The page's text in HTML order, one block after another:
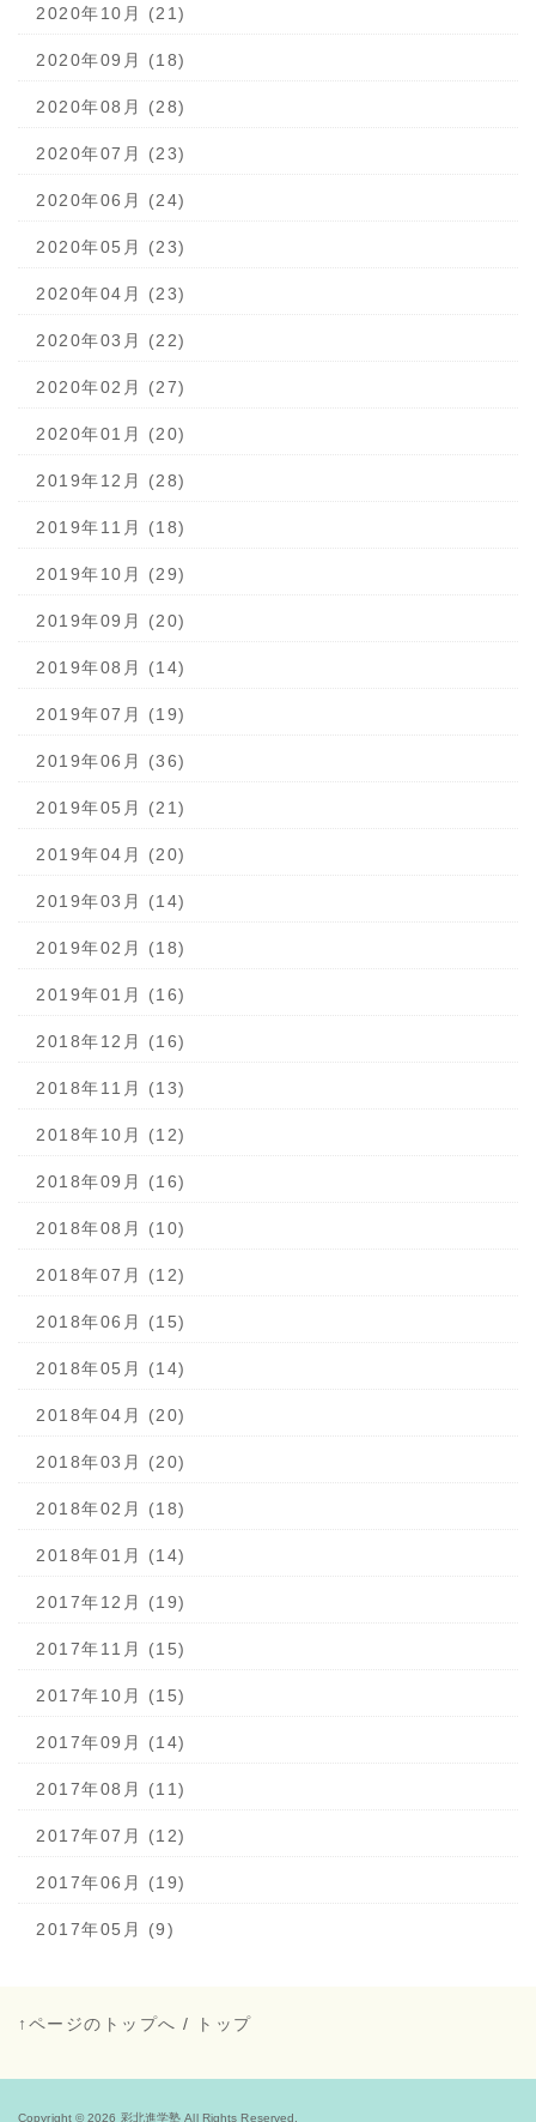
2020年10月 (21)
2020年09月 (18)
2020年08月 (28)
2020年07月 (23)
2020年06月 (24)
2020年05月 (23)
2020年04月 (23)
2020年03月 (22)
2020年02月 (27)
2020年01月 (20)
2019年12月 (28)
2019年11月 (18)
2019年10月 (29)
2019年09月 (20)
2019年08月 (14)
2019年07月 (19)
2019年06月 (36)
2019年05月 (21)
2019年04月 (20)
2019年03月 (14)
2019年02月 (18)
2019年01月 (16)
2018年12月 (16)
2018年11月 (13)
2018年10月 (12)
2018年09月 (16)
2018年08月 (10)
2018年07月 (12)
2018年06月 (15)
2018年05月 (14)
2018年04月 (20)
2018年03月 (20)
2018年02月 (18)
2018年01月 (14)
2017年12月 (19)
2017年11月 (15)
2017年10月 (15)
2017年09月 (14)
2017年08月 (11)
2017年07月 (12)
2017年06月 (19)
2017年05月 (9)
↑ページのトップへ / トップ
Copyright © 2026 彩北進学塾 All Rights Reserved.